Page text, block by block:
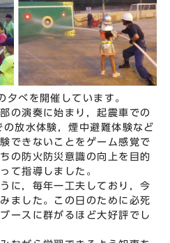
べを開催しています。
の演奏に始まり，起震車での
放水体験，煙中避難体験など
できないことをゲーム感覚で
の防火防災意識の向上を目的
て指導しました。
に，毎年一工夫しており，今
ました。この日のために必死
ースに群がるほど大好評でし